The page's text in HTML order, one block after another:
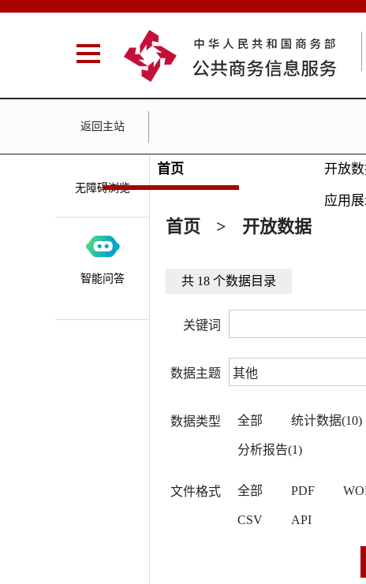
返回主站
首页 开放
应用
首页 > 开放数据
共 18 个数据目录
关键词
数据主题
数据类型 全部 统计数据(10)
分析报告(1)
文件格式 全部 PDF
CSV API
无障碍浏览
智能问答